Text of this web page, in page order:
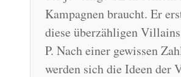
Kampagnen braucht. Er
diese überzähligen
P. Nach einer gewissen
werden sich die Ideen der